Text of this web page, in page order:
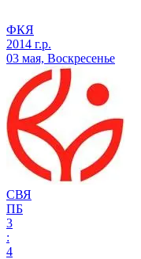
ФКЯ
2014 г.р.
03 мая, Воскресенье
СВЯ
ПБ
3
:
4